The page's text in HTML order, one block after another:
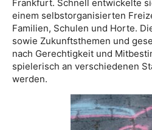
Frankfurt. Schnell entwickelte
einem selbstorganisierten
Familien, Schulen und Horte.
sowie Zukunftsthemen und
nach Gerechtigkeit und
spielerisch an verschiedenen
werden.